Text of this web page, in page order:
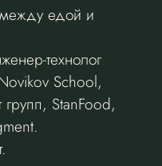
едой и
технолог
School,
StanFood,